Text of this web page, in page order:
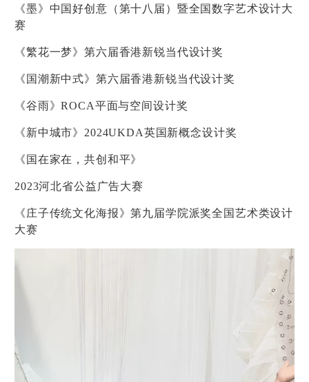
《墨》中国好创意（第十八届）暨全国数字艺术设计大
赛
《繁花一梦》第六届香港新锐当代设计奖
《国潮新中式》第六届香港新锐当代设计奖
《谷雨》ROCA平面与空间设计奖
《新中城市》2024UKDA英国新概念设计奖
《国在家在，共创和平》
2023河北省公益广告大赛
《庄子传统文化海报》第九届学院派奖全国艺术类设计
大赛